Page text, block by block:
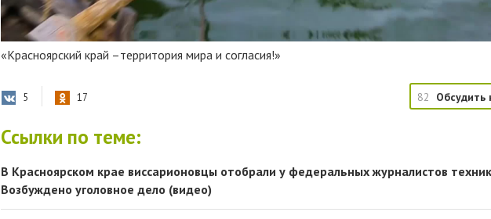
«Красноярский край –территория мира и согласия!»
5 17 82 Обсудить
Ссылки по теме:
В Красноярском крае виссарионовцы отобрали у федеральных журналистов
Возбуждено уголовное дело (видео)